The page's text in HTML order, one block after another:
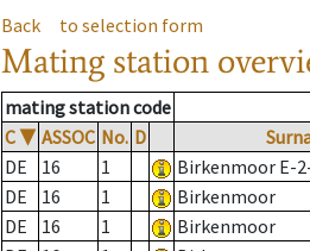
Back to selection form
Mating station
mating station code
C ▼ ASSOC No. D
DE
16 1 Birkenmoor E-
DE
16 1 Birkenmoor
DE
16 1 Birkenmoor